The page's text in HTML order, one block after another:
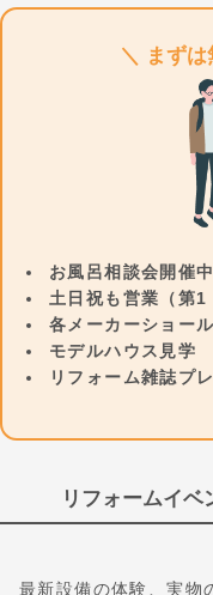
＼ まず
お風呂相談会開催中
土日祝も営業（第1
各メーカーショー
モデルハウス見学
リフォーム雑誌プ
リフォームイ
最新設備の体験、実物